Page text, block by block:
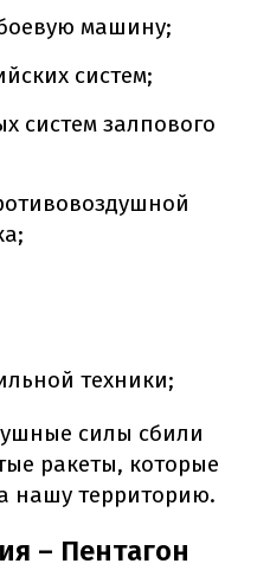
машину;
систем;
систем залпового
техники;
силы сбили
ракеты, которые
нашу территорию.
– Пентагон